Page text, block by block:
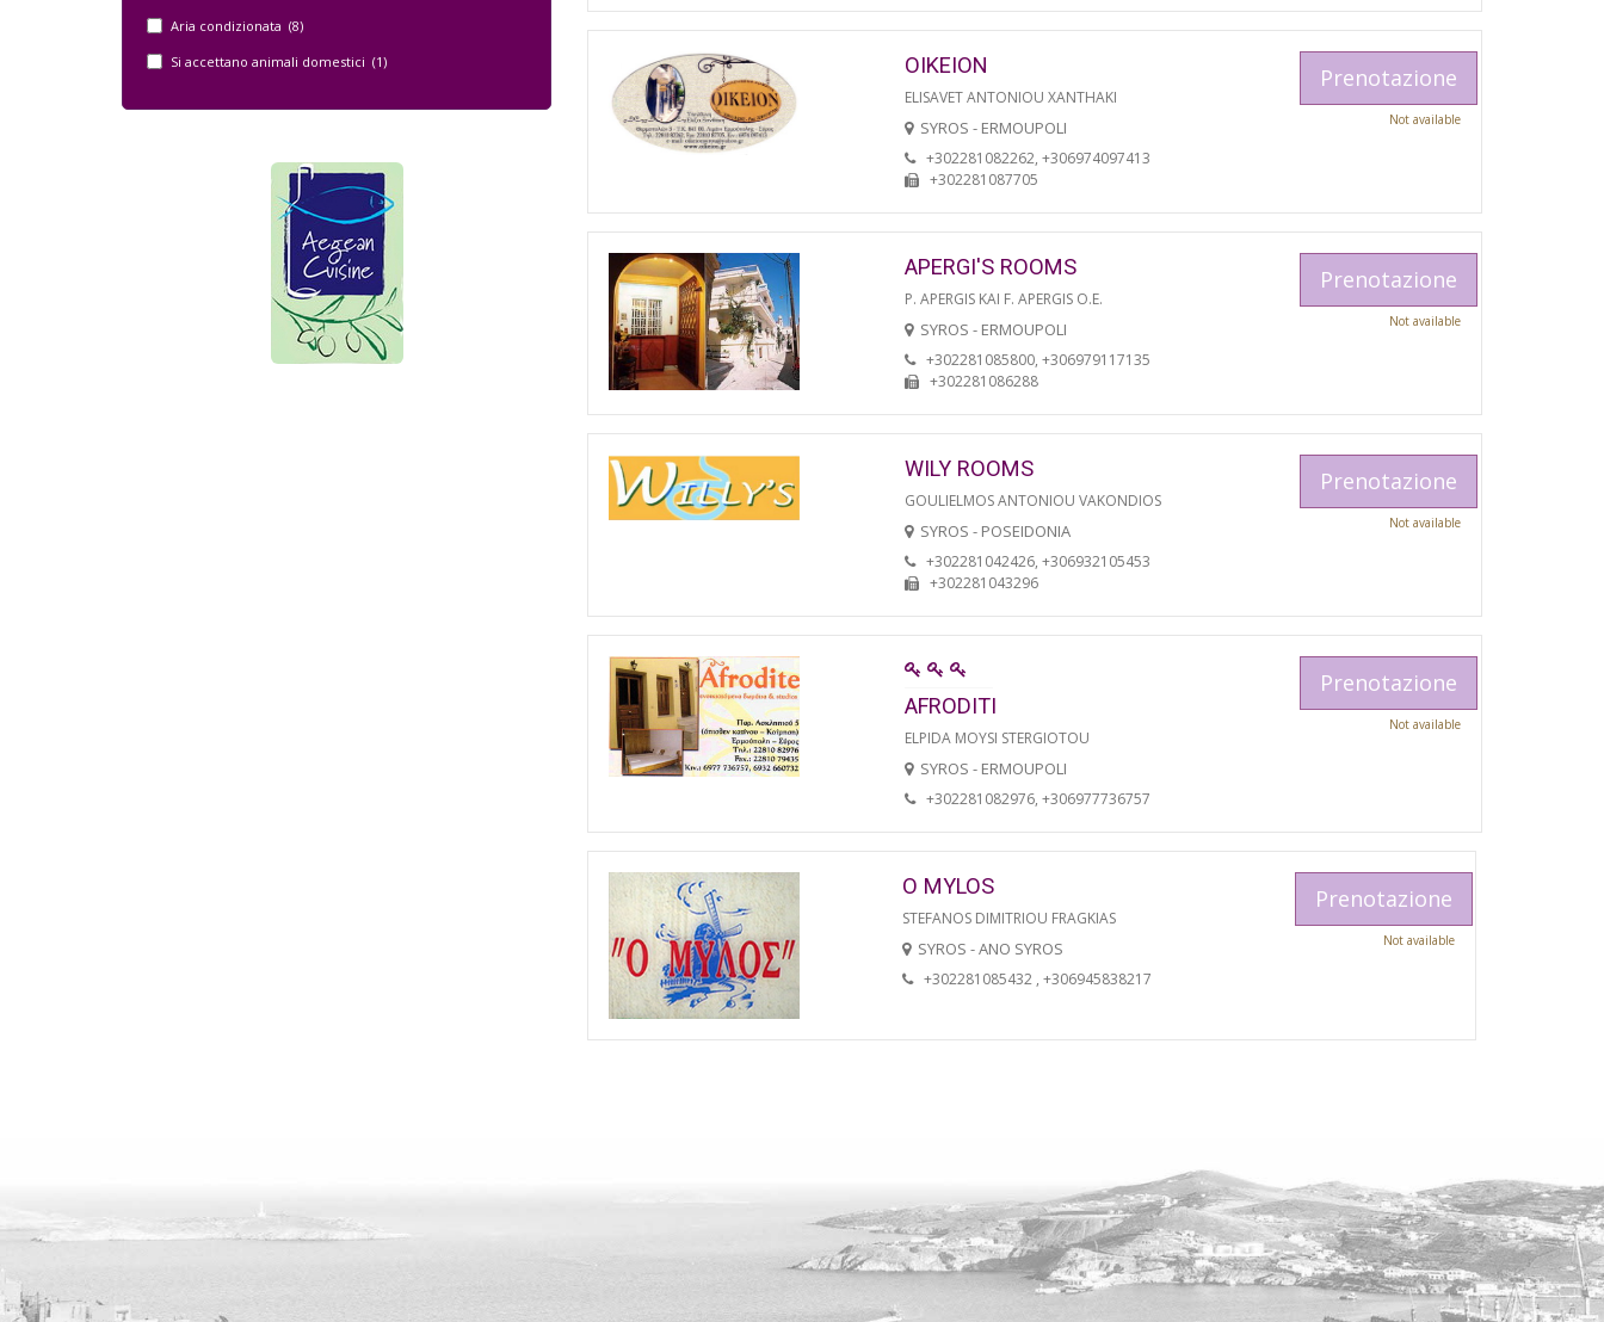
Aria condizionata (8)
Si accettano animali domestici (1)
OIKEION
ELISAVET ANTONIOU XANTHAKI
SYROS - ERMOUPOLI
+302281082262, +306974097413
+302281087705
Prenotazione
Not available
APERGI'S ROOMS
P. APERGIS KAI F. APERGIS O.E.
SYROS - ERMOUPOLI
+302281085800, +306979117135
+302281086288
Prenotazione
Not available
WILY ROOMS
GOULIELMOS ANTONIOU VAKONDIOS
SYROS - POSEIDONIA
+302281042426, +306932105453
+302281043296
Prenotazione
Not available
AFRODITI
ELPIDA MOYSI STERGIOTOU
SYROS - ERMOUPOLI
+302281082976, +306977736757
Prenotazione
Not available
O MYLOS
STEFANOS DIMITRIOU FRAGKIAS
SYROS - ANO SYROS
+302281085432 , +306945838217
Prenotazione
Not available